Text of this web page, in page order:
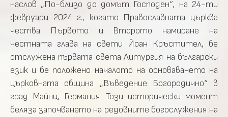
наслов „По-близо до домът Господен“, на 24-ти
февруари 2024 г., когато Православната църква
чества Първото и Второто намиране на
честната глава на свети Йоан Кръстител, бе
отслужена първата света Литургия на български
език и бе положено началото на основаването на
църковната община „Въведение Богородично“ в
град Майнц, Германия. Този исторически момент
беляза започването на редовните богослужения на